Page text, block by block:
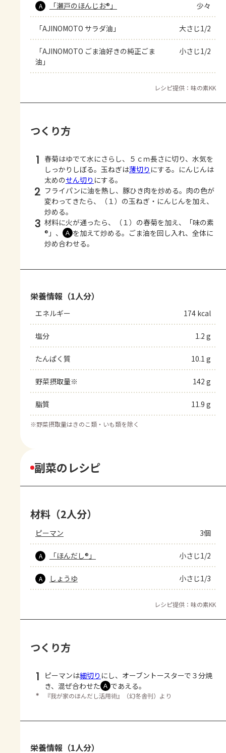
A 「瀬戸のほんじお®」 少々
「AJINOMOTO サラダ油」 大さじ1/2
「AJINOMOTO ごま油好きの純正ごま
油」
小さじ1/2
レシピ提供：味の素KK
つくり方
1 春菊はゆでて水にさらし、５ｃｍ長さに切り、水気を
しっかりしぼる。玉ねぎは薄切り にする。にんじんは
太めのせん切り にする。
2 フライパンに油を熱し、豚ひき肉を炒める。肉の色が
変わってきたら、（１）の玉ねぎ・にんじんを加え、
炒める。
3 材料に火が通ったら、（１）の春菊を加え、「味の素
®」、
Ａ を加えて炒める。ごま油を回し入れ、全体に
炒め合わせる。
栄養情報（1人分）
エネルギー 174 kcal
塩分 1.2 g
たんぱく質 10.1 g
野菜摂取量※ 142 g
脂質 11.9 g
※野菜摂取量はきのこ類・いも類を除く
副菜のレシピ
材料（2人分）
ピーマン 3個
A 「ほんだし®」 小さじ1/2
A しょうゆ 小さじ1/3
レシピ提供：味の素KK
つくり方
1 ピーマンは細切り にし、オーブントースターで３分焼
き、混ぜ合わせた Ａ であえる。
＊ 『我が家のほんだし活用術』（幻冬舎刊）より
栄養情報（1人分）